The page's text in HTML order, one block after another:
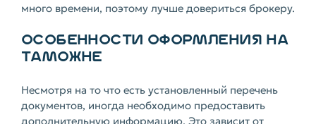
много времени, поэтому лучше довериться брокеру.
ОСОБЕННОСТИ ОФОРМЛЕНИЯ НА
ТАМОЖНЕ
Несмотря на то что есть установленный перечень
документов, иногда необходимо предоставить
дополнительную информацию. Это зависит от